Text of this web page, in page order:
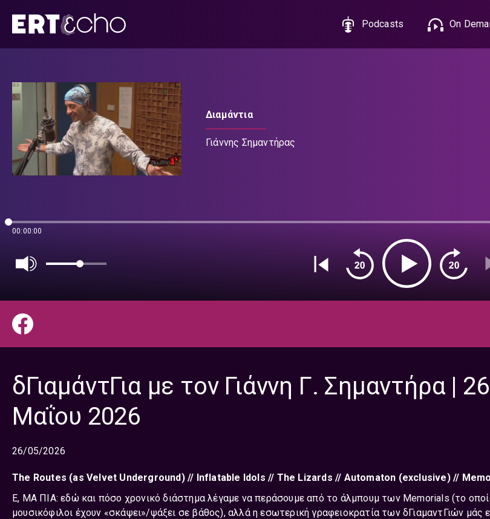
περιεχόμενο
Podcasts On
Διαμάντια
Γιάννης Σημαντήρας
00:00:00
δΓιαμάντΓια με τον Γιάννη Γ. Σημαντήρα | 26
Μαΐου 2026
26/05/2026
Τhe Routes (as Velvet Underground) // Inflatable Idols // Τhe Lizards // Automaton (exclusive) //
Ε, ΜΑ ΠΙΑ: εδώ και πόσο χρονικό διάστημα λέγαμε να περάσουμε από το άλμπουμ των Memorials (το
μουσικόφιλοι έχουν «σκάψει»/ψάξει σε βάθος), αλλά η εσωτερική γραφειοκρατία των δΓιαμαντΓιών μάς